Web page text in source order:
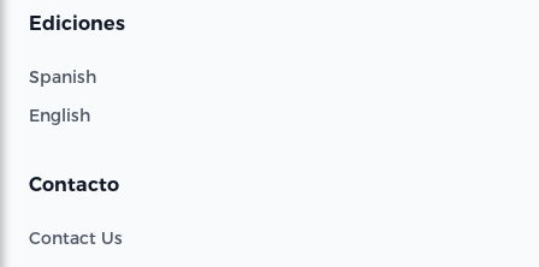
Ediciones
Spanish
English
Contacto
Contact Us